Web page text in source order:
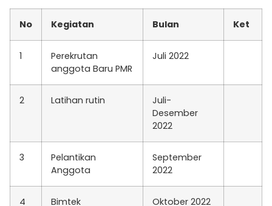
No Kegiatan Bulan Ket
1
Perekrutan
anggota Baru PMR
Juli 2022
2 Latihan rutin
Juli-
Desember
2022
3
Pelantikan
Anggota
September
2022
4
Bimtek
Oktober 2022